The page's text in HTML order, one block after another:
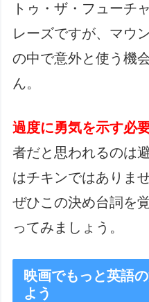
トゥ・ザ・フューチ
レーズですが、マウ
の中で意外と使う機
ん。
過度に勇気を示す必
者だと思われるのは
はチキンではありま
ぜひこの決め台詞を
ってみましょう。
映画でもっと英語
よう